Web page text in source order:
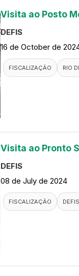
Visita ao Posto
DEFIS
16 de October de
FISCALIZAÇÃO RIO
Visita ao Pronto
DEFIS
08 de July de 2024
FISCALIZAÇÃO DEFIS